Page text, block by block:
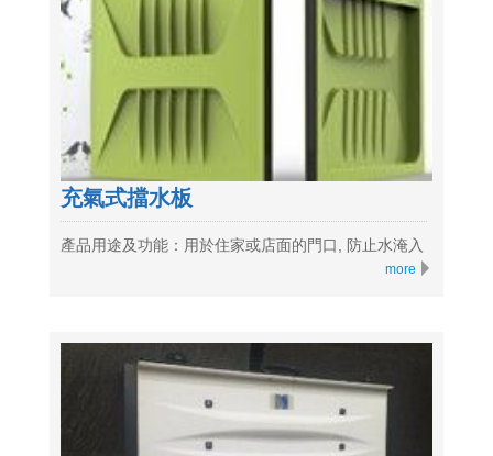
充氣式擋水板
產品用途及功能：用於住家或店面的門口, 防止水淹入
more